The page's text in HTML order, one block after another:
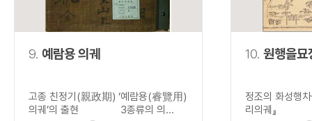
9. 예람용 의궤
고종 친정기(親政期) ‘예람용(睿覽用)
의궤’의 출현 3종류의 의...
10. 원행을묘
정조의 화성행
리의궤』